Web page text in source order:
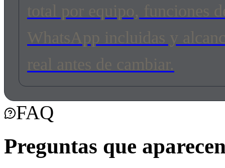
total por equipo, funciones
WhatsApp incluidas y
real antes de cambiar.
FAQ
Preguntas que